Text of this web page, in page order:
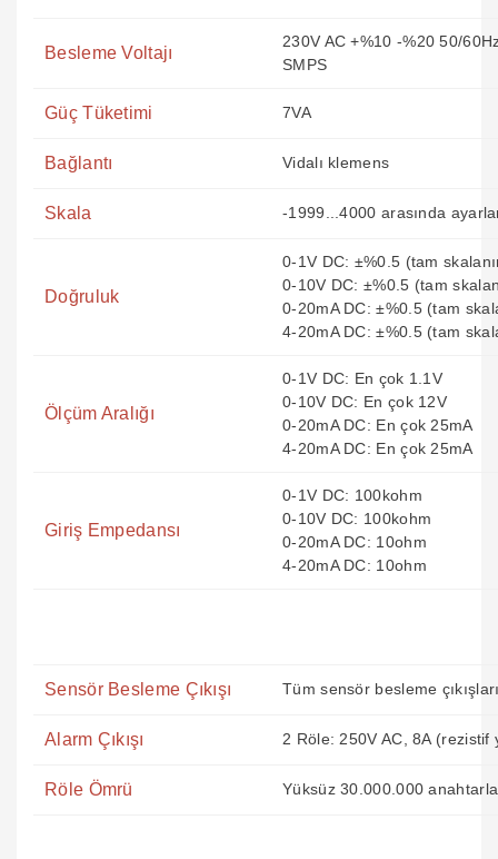
Besleme Voltajı
230V AC +%10 -%20 50/
SMPS
Güç Tüketimi 7VA
Bağlantı Vidalı klemens
Skala -1999...4000 arasında
Doğruluk
0-1V DC: ±%0.5 (tam
0-10V DC: ±%0.5 (tam
0-20mA DC: ±%0.5 (tam
4-20mA DC: ±%0.5 (tam
Ölçüm Aralığı
0-1V DC: En çok 1.1V
0-10V DC: En çok 12V
0-20mA DC: En çok 25mA
4-20mA DC: En çok 25mA
Giriş Empedansı
0-1V DC: 100kohm
0-10V DC: 100kohm
0-20mA DC: 10ohm
4-20mA DC: 10ohm
Sensör Besleme Çıkışı Tüm sensör besleme
Alarm Çıkışı 2 Röle: 250V AC, 8A (rezistif
Röle Ömrü Yüksüz 30.000.000